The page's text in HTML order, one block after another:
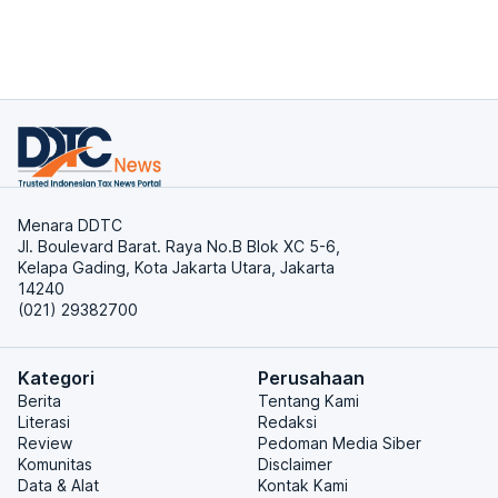
Menara DDTC
Jl. Boulevard Barat. Raya No.B Blok XC 5-6,
Kelapa Gading, Kota Jakarta Utara, Jakarta
14240
(021) 29382700
Kategori
Berita
Literasi
Review
Komunitas
Data & Alat
Perusahaan
Tentang Kami
Redaksi
Pedoman Media Siber
Disclaimer
Kontak Kami